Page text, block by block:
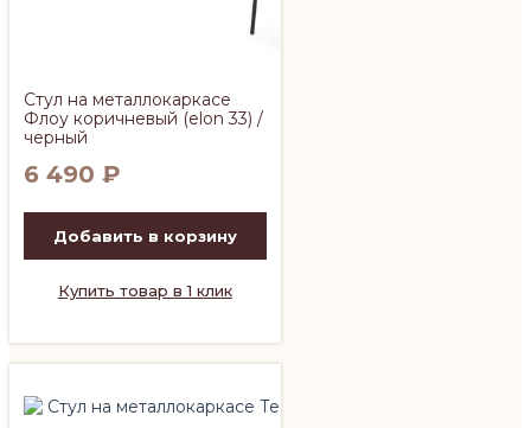
Стул на металлокаркасе
Флоу коричневый (elon 33) /
черный
6 490 ₽
Добавить в корзину
Купить товар в 1 клик